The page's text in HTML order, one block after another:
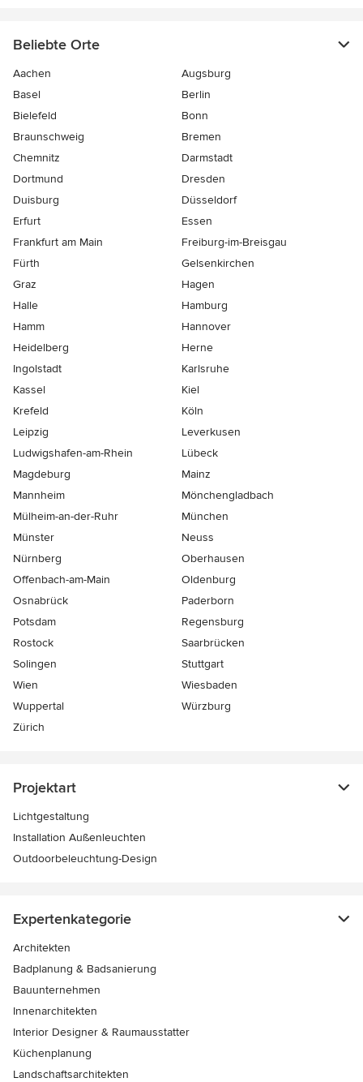
Beliebte Orte
Aachen
Augsburg
Basel
Berlin
Bielefeld
Bonn
Braunschweig
Bremen
Chemnitz
Darmstadt
Dortmund
Dresden
Duisburg
Düsseldorf
Erfurt
Essen
Frankfurt am Main
Freiburg-im-Breisgau
Fürth
Gelsenkirchen
Graz
Hagen
Halle
Hamburg
Hamm
Hannover
Heidelberg
Herne
Ingolstadt
Karlsruhe
Kassel
Kiel
Krefeld
Köln
Leipzig
Leverkusen
Ludwigshafen-am-Rhein
Lübeck
Magdeburg
Mainz
Mannheim
Mönchen­gladbach
Mülheim-an-der-Ruhr
München
Münster
Neuss
Nürnberg
Oberhausen
Offenbach-am-Main
Oldenburg
Osnabrück
Paderborn
Potsdam
Regensburg
Rostock
Saarbrücken
Solingen
Stuttgart
Wien
Wiesbaden
Wuppertal
Würzburg
Zürich
Projektart
Lichtgestaltung
Installation Außenleuchten
Outdoorbeleuchtung-Design
Expertenkategorie
Architekten
Badplanung & Badsanierung
Bauunternehmen
Innenarchitekten
Interior Designer & Raumausstatter
Küchenplanung
Landschaftsarchitekten